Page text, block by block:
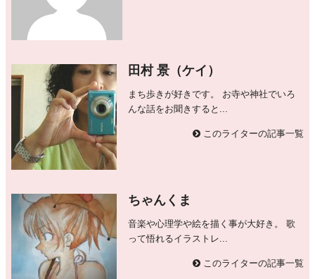
田村 景（ケイ）
まち歩きが好きです。 お寺や神社でいろ
んな話をお聞きすると...
このライターの記事一覧
ちゃんくま
音楽や心理学や絵を描く事が大好き。 歌
って悟れるイラストレ...
このライターの記事一覧